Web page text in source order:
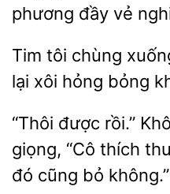
đầy vẻ
Tim
chùng
lại
hỏng
“Thôi được rồi.”
“Cô thích
đó
bỏ không.”